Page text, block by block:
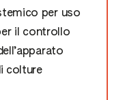
per uso
il controllo
colture